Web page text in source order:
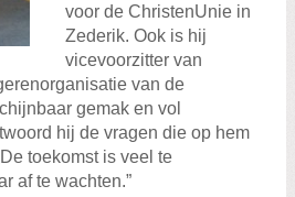
Zoeken
voor de ChristenUnie in
Zederik. Ook is hij
vicevoorzitter van
van de
gemak en vol
hij de vragen die op hem
toekomst is veel te
af te wachten.”